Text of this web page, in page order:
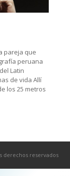
pareja que
peruana
Latin
de vida Allí
los 25 metros
derechos reservados